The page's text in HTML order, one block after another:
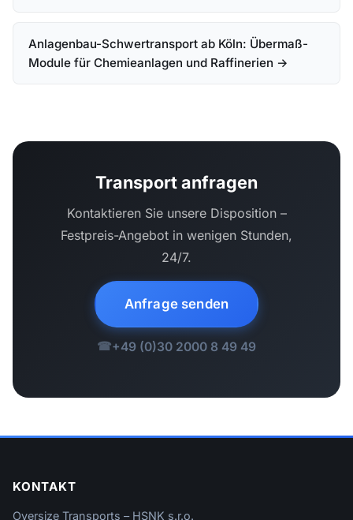
Anlagenbau-Schwertransport ab Köln: Übermaß-
Module für Chemieanlagen und Raffinerien →
Transport anfragen
Kontaktieren Sie unsere Disposition –
Festpreis-Angebot in wenigen Stunden,
24/7.
Anfrage senden
+49 (0)30 2000 8 49 49
KONTAKT
Oversize Transports – HSNK s.r.o.